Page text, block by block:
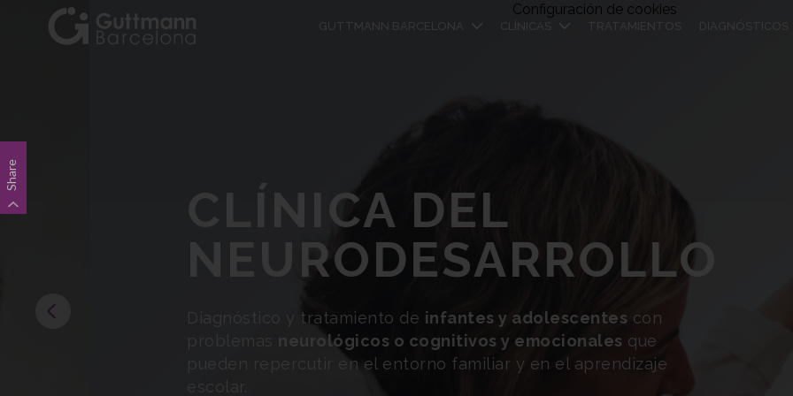
contenido
NavegacióGUTTMANN BARCELONA CLÍNICAS
CLÍNICA DEL
NEURODESARROLLO
Diagnóstico y tratamiento deinfantes y adolescentescon
neurológicos o cognitivos y emocionalesque
pueden repercutir en el entorno familiar y en el aprendizaje
Share
Configuración de cookies